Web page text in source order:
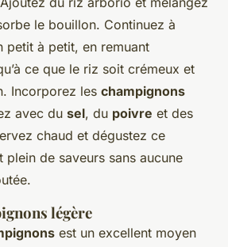
le bouillon. Continuez à
petit à petit, en remuant
ce que le riz soit crémeux et
Incorporez les champignons
avec du sel, du poivre et des
chaud et dégustez ce
plein de saveurs sans aucune
légère
est un excellent moyen